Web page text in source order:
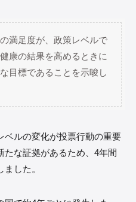
満足度が、政策レベルで
康の結果を高めるときに
目標であることを示唆し
ベルの変化が投票行動の重要
たな証拠があるため、4年間
した。